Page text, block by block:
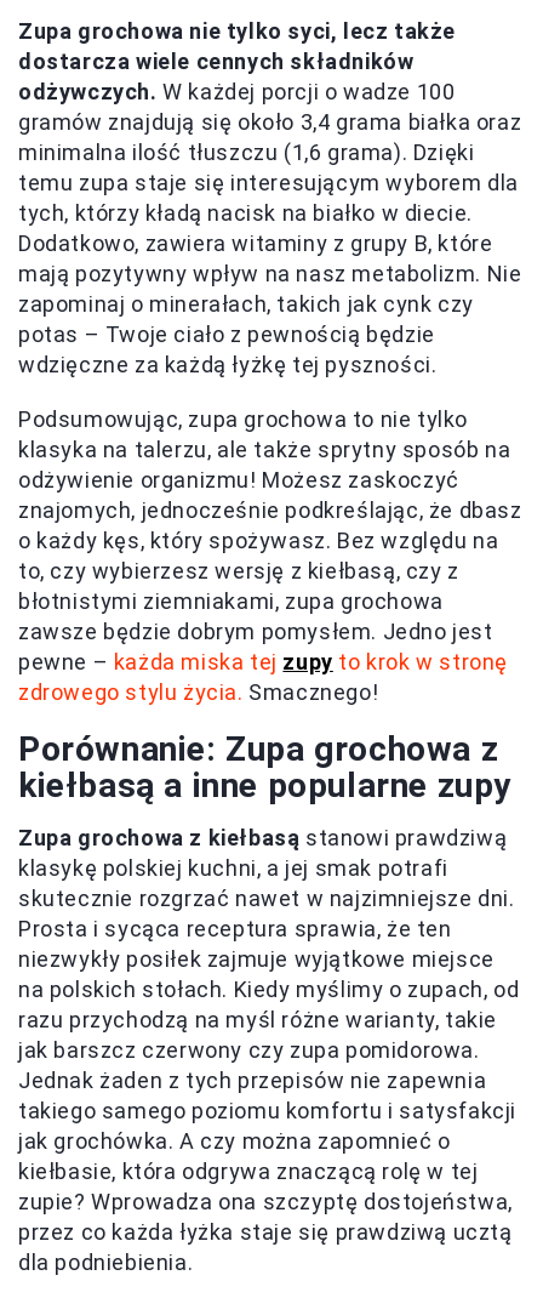
Zupa grochowa nie tylko syci, lecz także
dostarcza wiele cennych składników
odżywczych. W każdej porcji o wadze 100
gramów znajdują się około 3,4 grama białka oraz
minimalna ilość tłuszczu (1,6 grama). Dzięki
temu zupa staje się interesującym wyborem dla
tych, którzy kładą nacisk na białko w diecie.
Dodatkowo, zawiera witaminy z grupy B, które
mają pozytywny wpływ na nasz metabolizm. Nie
zapominaj o minerałach, takich jak cynk czy
potas – Twoje ciało z pewnością będzie
wdzięczne za każdą łyżkę tej pyszności.
Podsumowując, zupa grochowa to nie tylko
klasyka na talerzu, ale także sprytny sposób na
odżywienie organizmu! Możesz zaskoczyć
znajomych, jednocześnie podkreślając, że dbasz
o każdy kęs, który spożywasz. Bez względu na
to, czy wybierzesz wersję z kiełbasą, czy z
błotnistymi ziemniakami, zupa grochowa
zawsze będzie dobrym pomysłem. Jedno jest
pewne – każda miska tej zupy to krok w stronę
zdrowego stylu życia. Smacznego!
Porównanie: Zupa grochowa z
kiełbasą a inne popularne zupy
Zupa grochowa z kiełbasą stanowi prawdziwą
klasykę polskiej kuchni, a jej smak potrafi
skutecznie rozgrzać nawet w najzimniejsze dni.
Prosta i sycąca receptura sprawia, że ten
niezwykły posiłek zajmuje wyjątkowe miejsce
na polskich stołach. Kiedy myślimy o zupach, od
razu przychodzą na myśl różne warianty, takie
jak barszcz czerwony czy zupa pomidorowa.
Jednak żaden z tych przepisów nie zapewnia
takiego samego poziomu komfortu i satysfakcji
jak grochówka. A czy można zapomnieć o
kiełbasie, która odgrywa znaczącą rolę w tej
zupie? Wprowadza ona szczyptę dostojeństwa,
przez co każda łyżka staje się prawdziwą ucztą
dla podniebienia.